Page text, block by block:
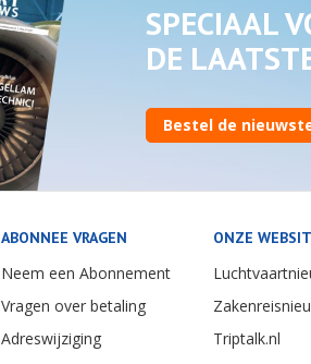
SPECIAAL
DE
Bestel de
ABONNEE VRAGEN
Neem een Abonnement
Vragen over betaling
Adreswijziging
ONZE
Triptalk.nl